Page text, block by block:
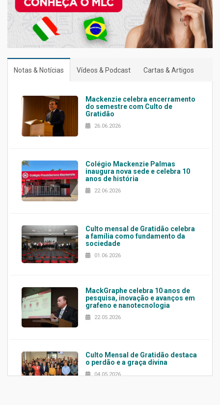
Notas & Notícias Vídeos & Podcast Cartas & Artigos
Mackenzie celebra encerramento
do semestre com Culto de
Gratidão
26.06.2026
Colégio Mackenzie Palmas
inaugura nova sede e celebra 10
anos de história
22.06.2026
Culto mensal de Gratidão celebra
a família como fundamento da
sociedade
01.06.2026
MackGraphe celebra 10 anos de
pesquisa, inovação e avanços em
grafeno e nanotecnologia
22.05.2026
Culto Mensal de Gratidão destaca
o perdão e a graça divina
04.05.2026